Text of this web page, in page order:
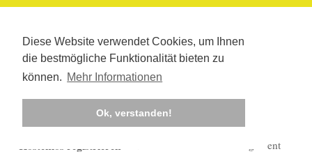
Diese Website verwendet Cookies, um Ihnen
die bestmögliche Funktionalität bieten zu
können. Mehr Informationen
Ok, verstanden!
Kostenlos registrieren
Corona-Management